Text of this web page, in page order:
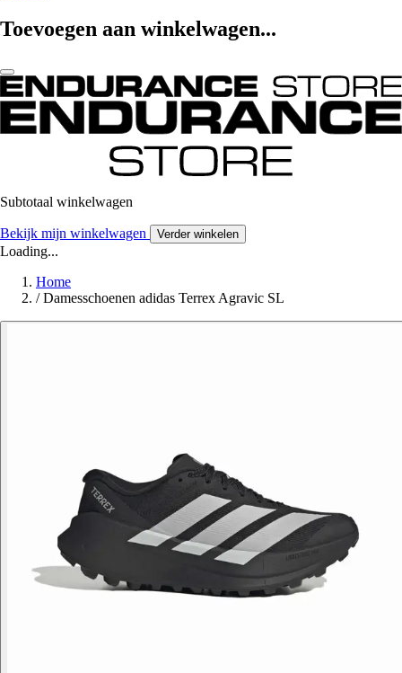
Toevoegen aan winkelwagen...
Subtotaal winkelwagen
Bekijk mijn winkelwagen Verder winkelen
Loading...
Home
/ Damesschoenen adidas Terrex Agravic SL